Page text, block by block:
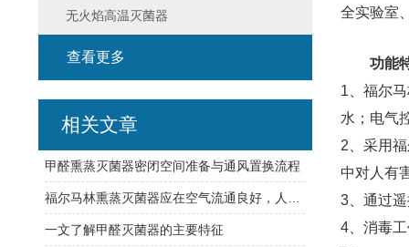
全实验室
功能
1、福尔
水；电气
2、采用
中对人有
3、通过
4、消毒
无火焰高温灭菌器
查看更多
相关文章
甲醛熏蒸灭菌器密闭空间准备与通风置换流程
一文了解甲醛灭菌器的主要特征